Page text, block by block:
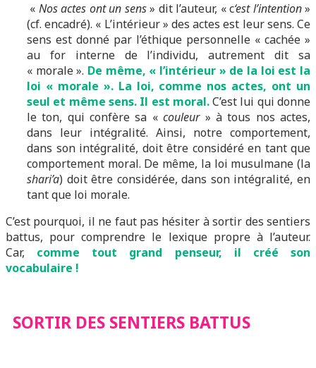
« Nos actes ont un sens» dit l’auteur, « c‘est l’intention»
(cf. encadré). « L’intérieur » des actes est leur sens. Ce
sens est donné par l’éthique personnelle « cachée »
au for interne de l’individu, autrement dit sa
« morale ». De même, « l’intérieur » de la loi est la
loi « morale ». La loi, comme nos actes, ont un
seul et même sens. Il est moral.C’est lui qui donne
le ton, qui confère sa «couleur» à tous nos actes,
dans leur intégralité. Ainsi, notre comportement,
dans son intégralité, doit être considéré en tant que
comportement moral. De même, la loi musulmane (la
shari’a) doit être considérée, dans son intégralité, en
tant que loi morale.
C’est pourquoi, il ne faut pas hésiter à sortir des sentiers
battus, pour comprendre le lexique propre à l’auteur.
Car, comme tout grand penseur, il créé son
vocabulaire !
SORTIR DES SENTIERS BATTUS